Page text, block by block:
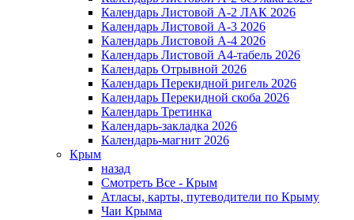
Календарь Листовой А-2 ЛАК 2026
Календарь Листовой А-3 2026
Календарь Листовой А-4 2026
Календарь Листовой А4-табель 2026
Календарь Отрывной 2026
Календарь Перекидной ригель 2026
Календарь Перекидной скоба 2026
Календарь Третинка
Календарь-закладка 2026
Календарь-магнит 2026
Крым
назад
Смотреть Все - Крым
Атласы, карты, путеводители по Крыму
Чаи Крыма